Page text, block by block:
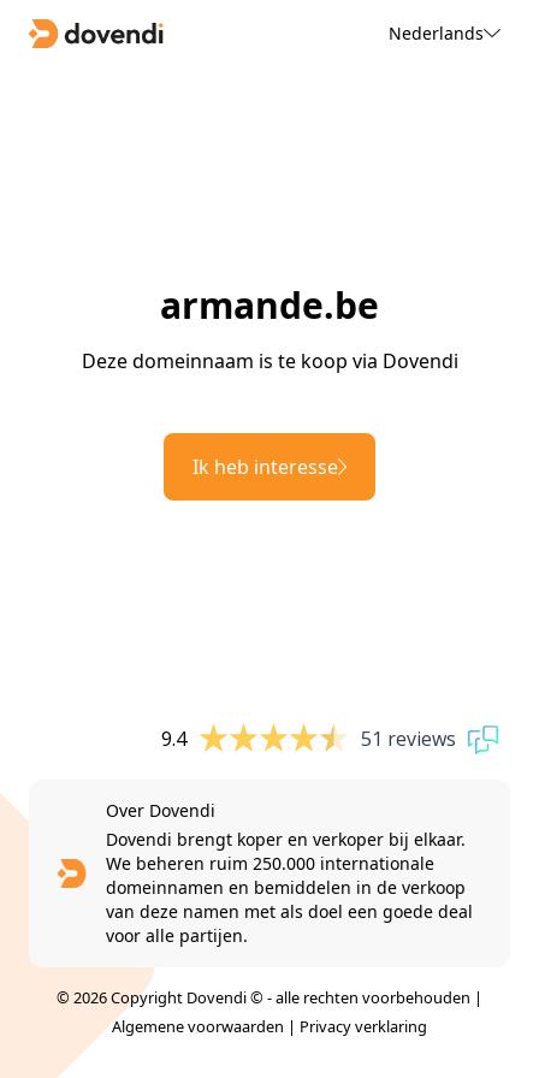
Nederlands
armande.be
Deze domeinnaam is te koop via Dovendi
Ik heb interesse
9.4 51 reviews
Over Dovendi
Dovendi brengt koper en verkoper bij elkaar.
We beheren ruim 250.000 internationale
domeinnamen en bemiddelen in de verkoop
van deze namen met als doel een goede deal
voor alle partijen.
© 2026 Copyright Dovendi © - alle rechten voorbehouden |
Algemene voorwaarden | Privacy verklaring